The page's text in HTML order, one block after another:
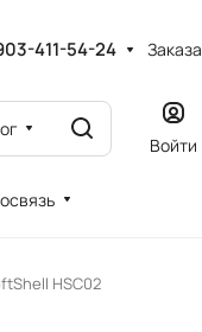
411-54-24
Войти
HSC02